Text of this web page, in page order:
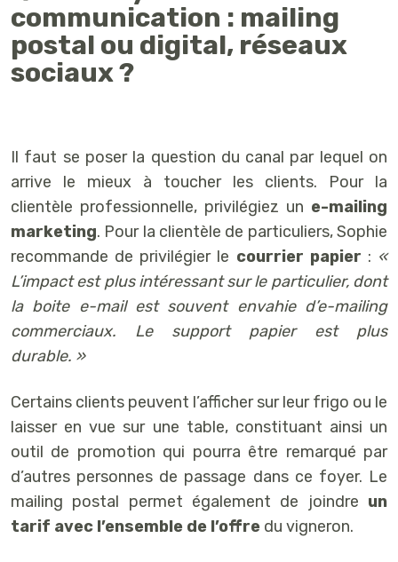
communication : mailing
postal ou digital, réseaux
sociaux ?
Il faut se poser la question du canal par lequel on
arrive le mieux à toucher les clients. Pour la
clientèle professionnelle, privilégiez un e-mailing
marketing. Pour la clientèle de particuliers, Sophie
recommande de privilégier le courrier papier : «
L’impact est plus intéressant sur le particulier, dont
la boite e-mail est souvent envahie d’e-mailing
commerciaux. Le support papier est plus
durable. »
Certains clients peuvent l’afficher sur leur frigo ou le
laisser en vue sur une table, constituant ainsi un
outil de promotion qui pourra être remarqué par
d’autres personnes de passage dans ce foyer. Le
mailing postal permet également de joindre un
tarif avec l’ensemble de l’offre du vigneron.